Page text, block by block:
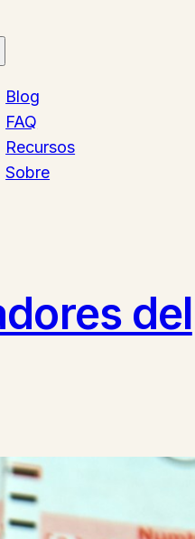
Blog
FAQ
Recursos
Sobre
del